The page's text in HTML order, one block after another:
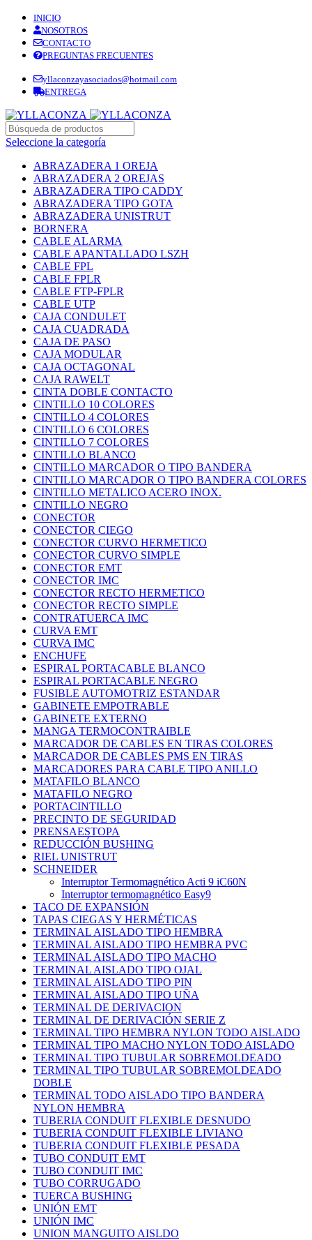
INICIO
NOSOTROS
CONTACTO
PREGUNTAS FRECUENTES
yllaconzayasociados@hotmail.com
ENTREGA
Seleccione la categoría
ABRAZADERA 1 OREJA
ABRAZADERA 2 OREJAS
ABRAZADERA TIPO CADDY
ABRAZADERA TIPO GOTA
ABRAZADERA UNISTRUT
BORNERA
CABLE ALARMA
CABLE APANTALLADO LSZH
CABLE FPL
CABLE FPLR
CABLE FTP-FPLR
CABLE UTP
CAJA CONDULET
CAJA CUADRADA
CAJA DE PASO
CAJA MODULAR
CAJA OCTAGONAL
CAJA RAWELT
CINTA DOBLE CONTACTO
CINTILLO 10 COLORES
CINTILLO 4 COLORES
CINTILLO 6 COLORES
CINTILLO 7 COLORES
CINTILLO BLANCO
CINTILLO MARCADOR O TIPO BANDERA
CINTILLO MARCADOR O TIPO BANDERA COLORES
CINTILLO METALICO ACERO INOX.
CINTILLO NEGRO
CONECTOR
CONECTOR CIEGO
CONECTOR CURVO HERMETICO
CONECTOR CURVO SIMPLE
CONECTOR EMT
CONECTOR IMC
CONECTOR RECTO HERMETICO
CONECTOR RECTO SIMPLE
CONTRATUERCA IMC
CURVA EMT
CURVA IMC
ENCHUFE
ESPIRAL PORTACABLE BLANCO
ESPIRAL PORTACABLE NEGRO
FUSIBLE AUTOMOTRIZ ESTANDAR
GABINETE EMPOTRABLE
GABINETE EXTERNO
MANGA TERMOCONTRAIBLE
MARCADOR DE CABLES EN TIRAS COLORES
MARCADOR DE CABLES PMS EN TIRAS
MARCADORES PARA CABLE TIPO ANILLO
MATAFILO BLANCO
MATAFILO NEGRO
PORTACINTILLO
PRECINTO DE SEGURIDAD
PRENSAESTOPA
REDUCCIÓN BUSHING
RIEL UNISTRUT
SCHNEIDER
Interruptor Termomagnético Acti 9 iC60N
Interruptor termomagnético Easy9
TACO DE EXPANSIÓN
TAPAS CIEGAS Y HERMÉTICAS
TERMINAL AISLADO TIPO HEMBRA
TERMINAL AISLADO TIPO HEMBRA PVC
TERMINAL AISLADO TIPO MACHO
TERMINAL AISLADO TIPO OJAL
TERMINAL AISLADO TIPO PIN
TERMINAL AISLADO TIPO UÑA
TERMINAL DE DERIVACION
TERMINAL DE DERIVACIÓN SERIE Z
TERMINAL TIPO HEMBRA NYLON TODO AISLADO
TERMINAL TIPO MACHO NYLON TODO AISLADO
TERMINAL TIPO TUBULAR SOBREMOLDEADO
TERMINAL TIPO TUBULAR SOBREMOLDEADO
DOBLE
TERMINAL TODO AISLADO TIPO BANDERA
NYLON HEMBRA
TUBERIA CONDUIT FLEXIBLE DESNUDO
TUBERIA CONDUIT FLEXIBLE LIVIANO
TUBERIA CONDUIT FLEXIBLE PESADA
TUBO CONDUIT EMT
TUBO CONDUIT IMC
TUBO CORRUGADO
TUERCA BUSHING
UNIÓN EMT
UNIÓN IMC
UNION MANGUITO AISLDO